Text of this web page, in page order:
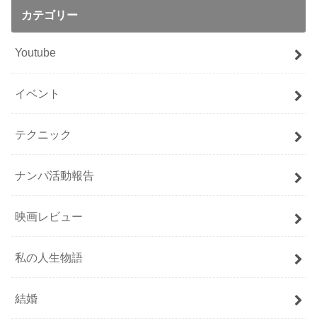
カテゴリー
Youtube
イベント
テクニック
ナンパ活動報告
映画レビュー
私の人生物語
結婚